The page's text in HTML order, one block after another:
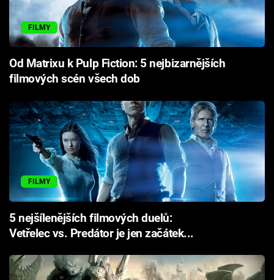
Sledujte nás
FILMY
Od Matrixu k Pulp Fiction: 5 nejbizarnějších
filmových scén všech dob
FILMY
5 nejšílenějších filmových duelů:
Vetřelec vs. Predátor je jen začátek...